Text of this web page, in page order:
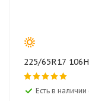
225/65R17
Есть в наличии